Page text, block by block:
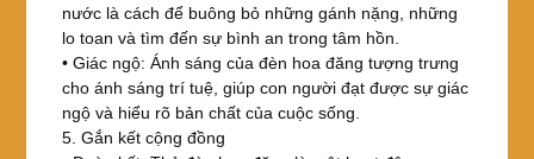
nước là cách để buông bỏ những gánh nặng, những
lo toan và tìm đến sự bình an trong tâm hồn.
• Giác ngộ: Ánh sáng của đèn hoa đăng tượng trưng
cho ánh sáng trí tuệ, giúp con người đạt được sự giác
ngộ và hiểu rõ bản chất của cuộc sống.
5. Gắn kết cộng đồng